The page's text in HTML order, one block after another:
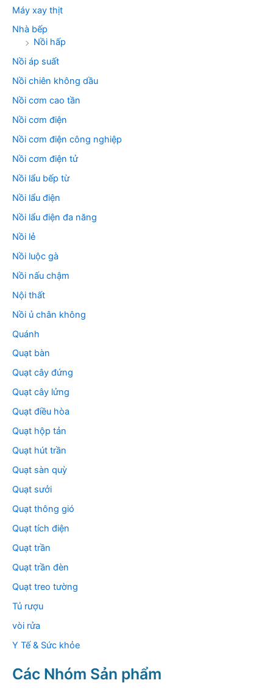
Máy xay thịt
Nhà bếp
Nồi hấp
Nồi áp suất
Nồi chiên không dầu
Nồi cơm cao tần
Nồi cơm điện
Nồi cơm điện công nghiệp
Nồi cơm điện tử
Nồi lẩu bếp từ
Nồi lẩu điện
Nồi lẩu điện đa năng
Nồi lẻ
Nồi luộc gà
Nồi nấu chậm
Nội thất
Nồi ủ chân không
Quánh
Quạt bàn
Quạt cây đứng
Quạt cây lửng
Quạt điều hòa
Quạt hộp tản
Quạt hút trần
Quạt sàn quỳ
Quạt sưởi
Quạt thông gió
Quạt tích điện
Quạt trần
Quạt trần đèn
Quạt treo tường
Tủ rượu
vòi rửa
Y Tế & Sức khỏe
Các Nhóm Sản phẩm